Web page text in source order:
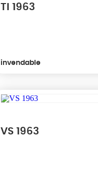
TI 1963
invendable
VS 1963